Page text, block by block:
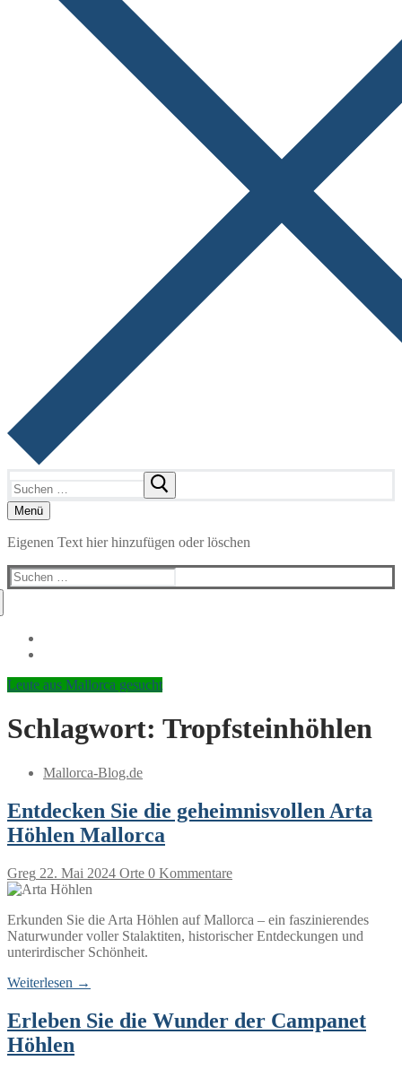
nach:
Menü
Eigenen Text hier hinzufügen oder löschen
Suchen
nach:
Leute aus Mallorca gesucht
Schlagwort: Tropfsteinhöhlen
Mallorca-Blog.de
Entdecken Sie die geheimnisvollen Arta
Höhlen Mallorca
Greg 22. Mai 2024 Orte 0 Kommentare
Erkunden Sie die Arta Höhlen auf Mallorca – ein faszinierendes
Naturwunder voller Stalaktiten, historischer Entdeckungen und
unterirdischer Schönheit.
Weiterlesen →
Erleben Sie die Wunder der Campanet
Höhlen